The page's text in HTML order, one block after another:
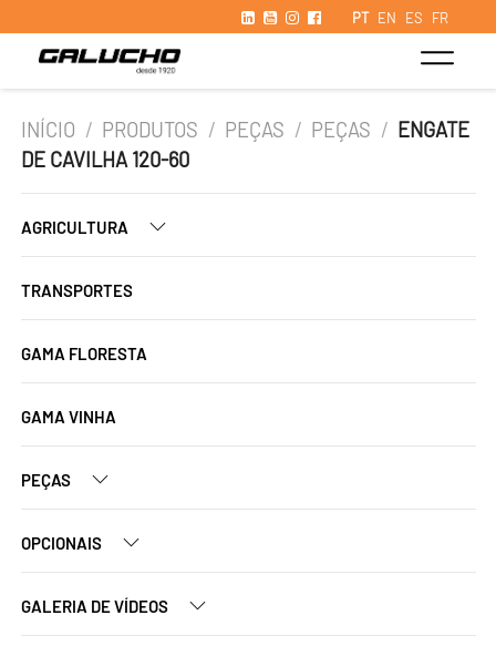
PT EN ES FR
INÍCIO / PRODUTOS / PEÇAS / PEÇAS / ENGATE
DE CAVILHA 120-60
AGRICULTURA
TRANSPORTES
GAMA FLORESTA
GAMA VINHA
PEÇAS
OPCIONAIS
GALERIA DE VÍDEOS